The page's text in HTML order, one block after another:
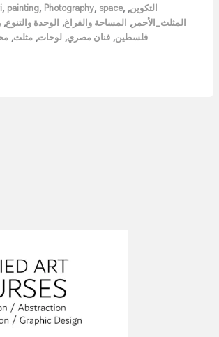
, painting, Photography, space, التكوين,
المثلث_الأحمر, المساحة والفراغ, الوحدة والتنوع,
فلسطين,فنان مصري,لوحات,مثلث,